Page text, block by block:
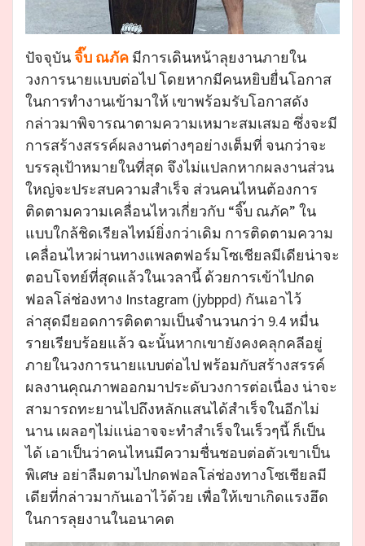
ปัจจุบันจิ๊บ ณภัค มีการเดินหน้าลุยงานภายใน
วงการนายแบบต่อไป โดยหากมีคนหยิบยื่นโอกาส
ในการทำงานเข้ามาให้ เขาพร้อมรับโอกาสดัง
กล่าวมาพิจารณาตามความเหมาะสมเสมอ ซึ่งจะมี
การสร้างสรรค์ผลงานต่างๆอย่างเต็มที่ จนกว่าจะ
บรรลุเป้าหมายในที่สุด จึงไม่แปลกหากผลงานส่วน
ใหญ่จะประสบความสำเร็จ ส่วนคนไหนต้องการ
ติดตามความเคลื่อนไหวเกี่ยวกับ “จิ๊บ ณภัค” ใน
แบบใกล้ชิดเรียลไทม์ยิ่งกว่าเดิม การติดตามความ
เคลื่อนไหวผ่านทางแพลตฟอร์มโซเชียลมีเดียน่าจะ
ตอบโจทย์ที่สุดแล้วในเวลานี้ ด้วยการเข้าไปกด
ฟอลโล่ช่องทาง Instagram (jybppd) กันเอาไว้
ล่าสุดมียอดการติดตามเป็นจำนวนกว่า 9.4 หมื่น
รายเรียบร้อยแล้ว ฉะนั้นหากเขายังคงคลุกคลีอยู่
ภายในวงการนายแบบต่อไป พร้อมกับสร้างสรรค์
ผลงานคุณภาพออกมาประดับวงการต่อเนื่อง น่าจะ
สามารถทะยานไปถึงหลักแสนได้สำเร็จในอีกไม่
นาน เผลอๆไม่แน่อาจจะทำสำเร็จในเร็วๆนี้ ก็เป็น
ได้ เอาเป็นว่าคนไหนมีความชื่นชอบต่อตัวเขาเป็น
พิเศษ อย่าลืมตามไปกดฟอลโล่ช่องทางโซเชียลมี
เดียที่กล่าวมากันเอาไว้ด้วย เพื่อให้เขาเกิดแรงฮึด
ในการลุยงานในอนาคต